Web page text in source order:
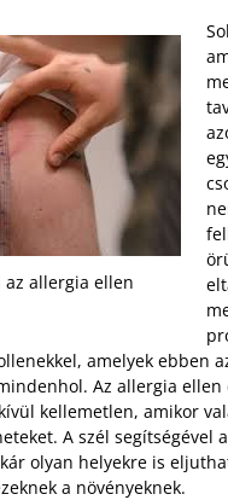
allergia ellen
amelyek ebben
Az allergia ellen
kellemetlen, amikor
A szél segítségével
olyan helyekre is
a növényeknek.